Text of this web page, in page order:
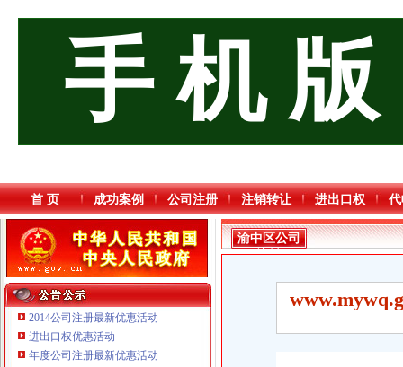
手 机 版
首 页 成功案例 公司注册 注销转让 进出口权
2014公司注册最新优惠活动
进出口权优惠活动
年度公司注册最新优惠活动
渝中区公司
注销